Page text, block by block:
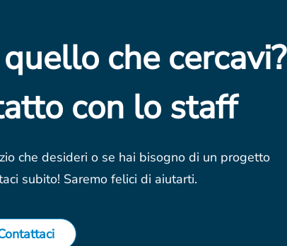
che cercavi?
con lo staff
che desideri o se hai bisogno di un progetto
subito! Saremo felici di aiutarti.